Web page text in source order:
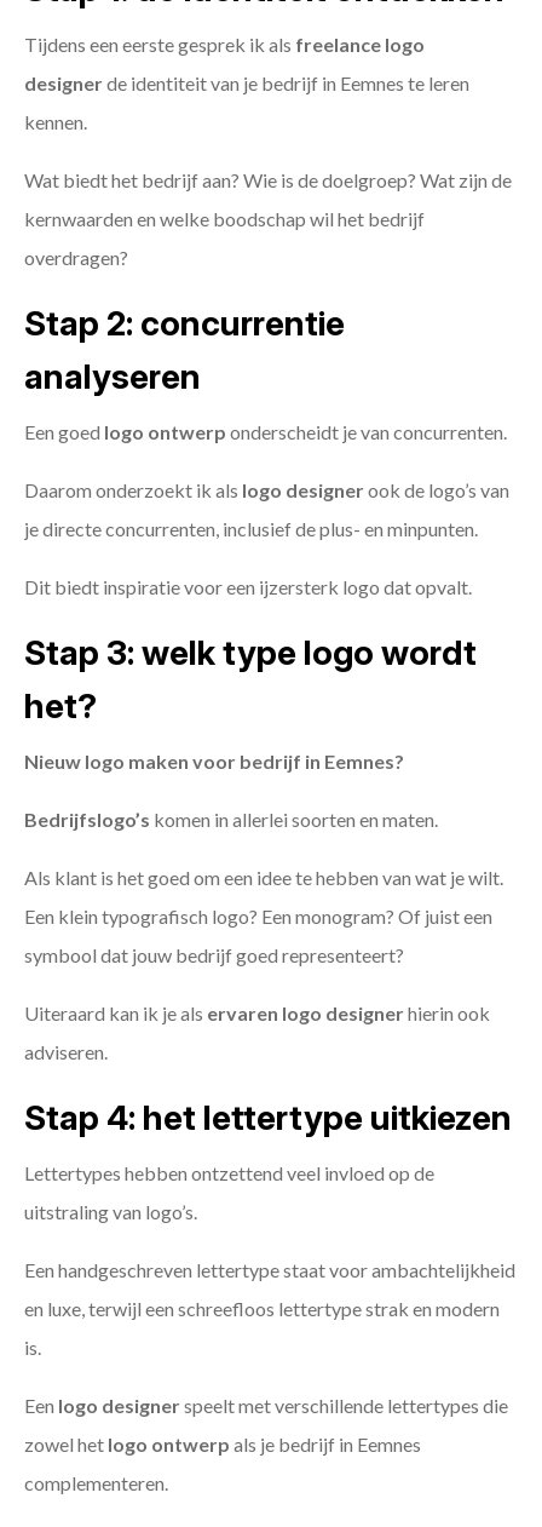
Tijdens een eerste gesprek ik als freelance logo
designerde identiteit van je bedrijf in Eemnes te leren
kennen.
Wat biedt het bedrijf aan? Wie is de doelgroep? Wat zijn de
kernwaarden en welke boodschap wil het bedrijf
overdragen?
Stap 2: concurrentie
analyseren
Een goed logo ontwerp onderscheidt je van concurrenten.
Daarom onderzoekt ik als logo designerook de logo’s van
je directe concurrenten, inclusief de plus- en minpunten.
Dit biedt inspiratie voor een ijzersterk logo dat opvalt.
Stap 3: welk type logo wordt
het?
Nieuw logo maken voor bedrijf in Eemnes?
Bedrijfslogo’s komen in allerlei soorten en maten.
Als klant is het goed om een idee te hebben van wat je wilt.
Een klein typografisch logo? Een monogram? Of juist een
symbool dat jouw bedrijf goed representeert?
Uiteraard kan ik je als ervaren logo designerhierin ook
adviseren.
Stap 4: het lettertype uitkiezen
Lettertypes hebben ontzettend veel invloed op de
uitstraling van logo’s.
Een handgeschreven lettertype staat voor ambachtelijkheid
en luxe, terwijl een schreefloos lettertype strak en modern
is.
Een logo designerspeelt met verschillende lettertypes die
zowel het logo ontwerp als je bedrijf in Eemnes
complementeren.